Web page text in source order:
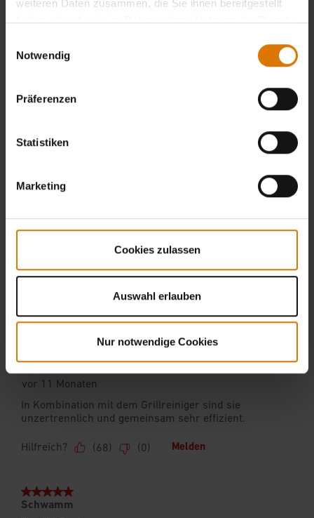
weiteren Daten zusammen, die Sie ihnen bereitgestellt
haben oder die sie im Rahmen Ihrer Nutzung der Dienste
Notwendig
Präferenzen
Statistiken
Marketing
Cookies zulassen
Auswahl erlauben
Nur notwendige Cookies